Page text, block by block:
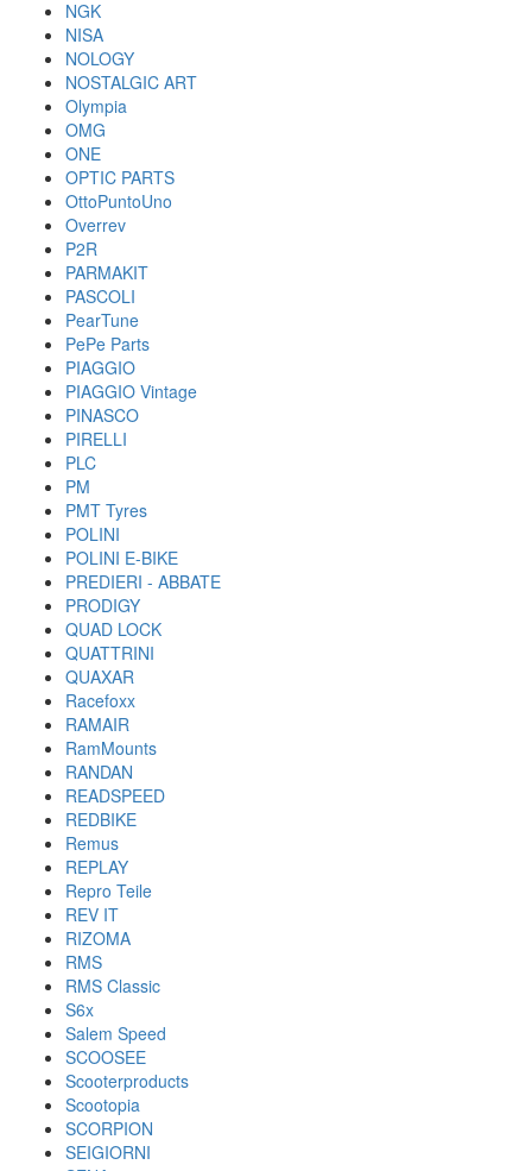
NGK
NISA
NOLOGY
NOSTALGIC ART
Olympia
OMG
ONE
OPTIC PARTS
OttoPuntoUno
Overrev
P2R
PARMAKIT
PASCOLI
PearTune
PePe Parts
PIAGGIO
PIAGGIO Vintage
PINASCO
PIRELLI
PLC
PM
PMT Tyres
POLINI
POLINI E-BIKE
PREDIERI - ABBATE
PRODIGY
QUAD LOCK
QUATTRINI
QUAXAR
Racefoxx
RAMAIR
RamMounts
RANDAN
READSPEED
REDBIKE
Remus
REPLAY
Repro Teile
REV IT
RIZOMA
RMS
RMS Classic
S6x
Salem Speed
SCOOSEE
Scooterproducts
Scootopia
SCORPION
SEIGIORNI